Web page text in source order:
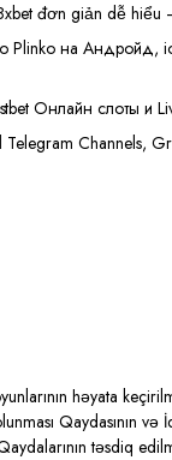
đơn giản dễ hiểu
Plinko на Андройд,
Онлайн слоты и
Telegram Channels,
həyata
Qaydasının və
təsdiq